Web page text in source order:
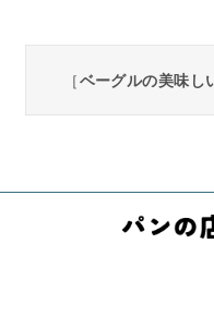
［ベーグルの美味し